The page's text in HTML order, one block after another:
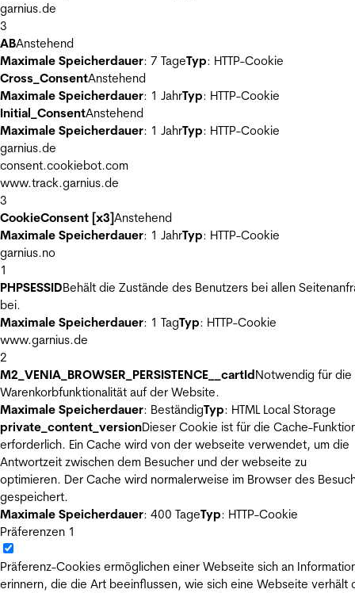
garnius.de
3
ABAnstehend
Maximale Speicherdauer: 7 TageTyp: HTTP-Cookie
Cross_ConsentAnstehend
Maximale Speicherdauer: 1 JahrTyp: HTTP-Cookie
Initial_ConsentAnstehend
Maximale Speicherdauer: 1 JahrTyp: HTTP-Cookie
garnius.de
consent.cookiebot.com
www.track.garnius.de
3
CookieConsent [x3]Anstehend
Maximale Speicherdauer: 1 JahrTyp: HTTP-Cookie
garnius.no
1
PHPSESSIDBehält die Zustände des Benutzers bei allen
bei.
Maximale Speicherdauer: 1 TagTyp: HTTP-Cookie
www.garnius.de
2
M2_VENIA_BROWSER_PERSISTENCE__cartIdNotwendig für die
Warenkorbfunktionalität auf der Website.
Maximale Speicherdauer: BeständigTyp: HTML Local Storage
private_content_versionDieser Cookie ist für die Cache-
erforderlich. Ein Cache wird von der webseite verwendet, um die
Antwortzeit zwischen dem Besucher und der webseite zu
optimieren. Der Cache wird normalerweise im Browser des
gespeichert.
Maximale Speicherdauer: 400 TageTyp: HTTP-Cookie
Präferenzen 1
Präferenz-Cookies ermöglichen einer Webseite sich an
erinnern, die die Art beeinflussen, wie sich eine Webseite verhält